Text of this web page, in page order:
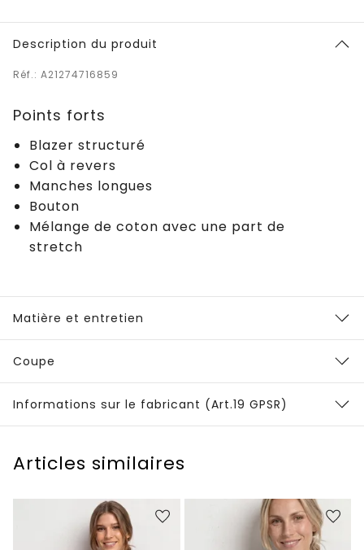
Description du produit
Réf.: A21274716859
Points forts
Blazer structuré
Col à revers
Manches longues
Bouton
Mélange de coton avec une part de
stretch
Matière et entretien
Coupe
Informations sur le fabricant (Art.19 GPSR)
Articles similaires